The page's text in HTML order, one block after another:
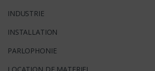
INDUSTRIE
INSTALLATION
PARLOPHONIE